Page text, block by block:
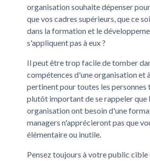
organisation souhaite dépenser
que vos cadres supérieurs, que ce
dans la formation et le
s'appliquent pas à eux ?
Il peut être trop facile de tomber
compétences d'une organisation et
pertinent pour toutes les
plutôt important de se rappeler que
organisation ont besoin d'une
managers n'apprécieront pas que
élémentaire ou inutile.
Pensez toujours à votre public